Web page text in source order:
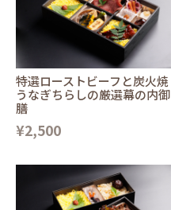
特選ローストビーフと炭火焼
うなぎちらしの厳選幕の内御
膳
¥2,500